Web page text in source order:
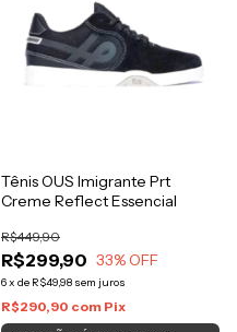
Tênis OUS Imigrante Prt
Creme Reflect Essencial
R$299,90
R$449,90
33% OFF
6x de R$49,98 sem juros
R$290,90 com Pix